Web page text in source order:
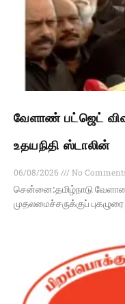
வேளாண் பட்ஜெட்
உதயநிதி ஸ்டாலின்
06/08/2026
No
சென்னை:தமிழ்நாடு
முதலமைச்சருக்குப்